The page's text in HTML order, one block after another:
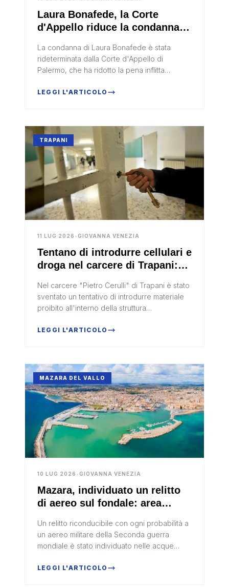
Laura Bonafede, la Corte
d'Appello riduce la condanna a
mafiosa
La condanna di Laura Bonafede è stata
rideterminata dalla Corte d'Appello di
Palermo, che ha ridotto la pena inflitta
anni e 4 mesi a 9 anni di reclusione....
LEGGI L'ARTICOLO
TRAPANI
11 LUG 2026 •GIOVANNA VENEZIA
Tentano di introdurre cellulari e
droga nel carcere di Trapani:
penitenziaria
Nel carcere "Pietro Cerulli" di Trapani è stato
sventato un tentativo di introdurre materiale
proibito all'interno della struttura
denunciate dopo essere state so...
LEGGI L'ARTICOLO
MAZARA DEL VALLO
10 LUG 2026 •GIOVANNA VENEZIA
Mazara, individuato un relitto
di aereo sul fondale: area
Un relitto riconducibile con ogni probabilità a
un aereo militare della Seconda guerra
mondiale è stato individuato nelle acque
portato la Capitaneria di po...
LEGGI L'ARTICOLO